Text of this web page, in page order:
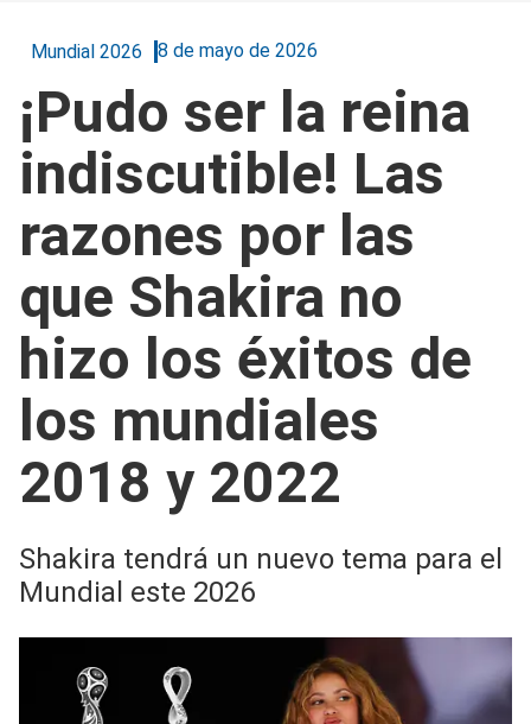
Mundial 2026 8 de mayo de 2026
¡Pudo ser la reina
indiscutible! Las
razones por las
que Shakira no
hizo los éxitos de
los mundiales
2018 y 2022
Shakira tendrá un nuevo tema para el
Mundial este 2026